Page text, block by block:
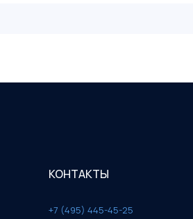
КОНТАКТЫ
+7 (495) 445-45-25